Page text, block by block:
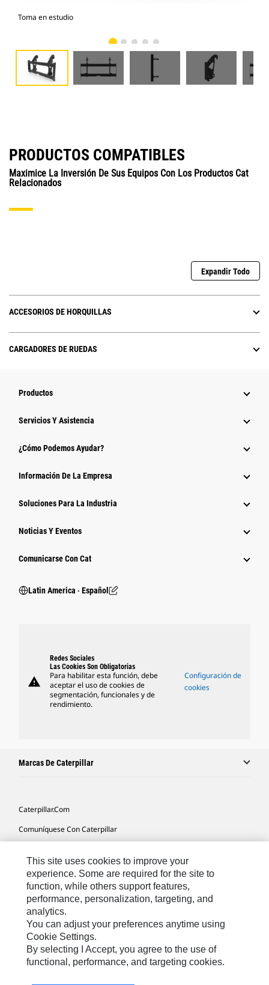
Toma en estudio
PRODUCTOS COMPATIBLES
Maximice La Inversión De Sus Equipos Con Los Productos Cat
Relacionados
Expandir Todo
ACCESORIOS DE HORQUILLAS
CARGADORES DE RUEDAS
Productos
Servicios Y Asistencia
¿Cómo Podemos Ayudar?
Información De La Empresa
Soluciones Para La Industria
Noticias Y Eventos
Comunicarse Con Cat
Latin America ‧ Español
warning
Redes Sociales
Las Cookies Son Obligatorias
Para habilitar esta función, debe
aceptar el uso de cookies de
segmentación, funcionales y de
rendimiento.
Configuración de
cookies
Marcas De Caterpillar
Caterpillar.com
Comuníquese Con Caterpillar
Mapa Del Sitio
Cookie Settings
Avisos Legales
Privacidad
This site uses cookies to improve your
experience. Some are required for the site to
function, while others support features,
performance, personalization, targeting, and
analytics.
You can adjust your preferences anytime using
Cookie Settings.
By selecting I Accept, you agree to the use of
functional, performance, and targeting cookies.